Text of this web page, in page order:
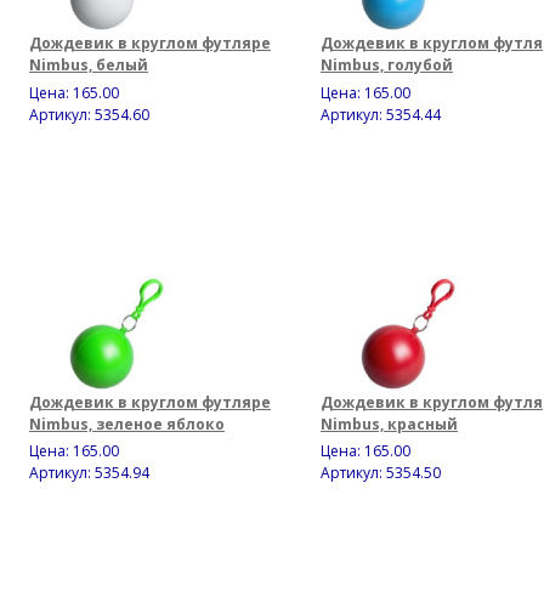
Дождевик в круглом футляре
Nimbus, белый
Цена: 165.00
Артикул: 5354.60
Дождевик в круглом
Nimbus, голубой
Цена: 165.00
Артикул: 5354.44
Дождевик в круглом футляре
Nimbus, зеленое яблоко
Цена: 165.00
Артикул: 5354.94
Дождевик в круглом
Nimbus, красный
Цена: 165.00
Артикул: 5354.50